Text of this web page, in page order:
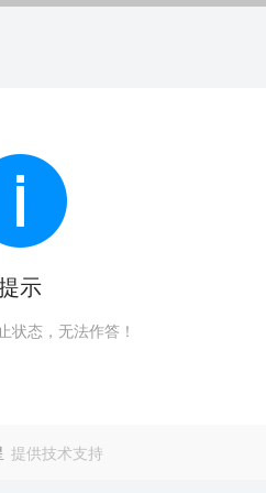
示
状态，无法作答！
提供技术支持